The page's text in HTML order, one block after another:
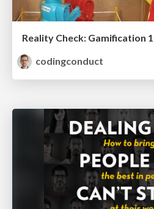
Reality Check: Gamification
codingconduct